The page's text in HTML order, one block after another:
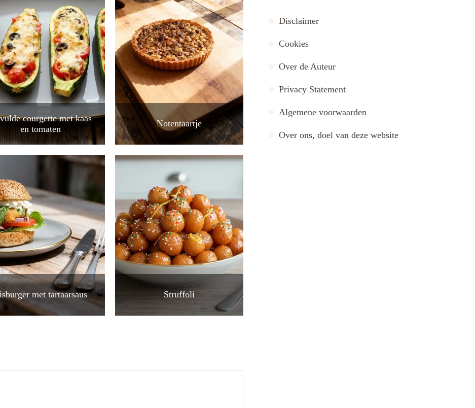
courgette met kaas
en tomaten
Notentaartje
met tartaarsaus Struffoli
Disclaimer
Cookies
Over de Auteur
Privacy Statement
Algemene voorwaarden
Over ons, doel van deze website